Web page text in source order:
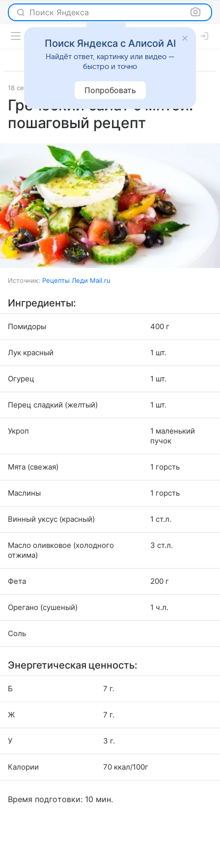
Поиск Яндекса
18 сентября 2025 Рецепты
Греческий салат с мятой:
пошаговый рецепт
Источник: Рецепты Леди Mail.ru
Ингредиенты:
Помидоры 400 г
Лук красный 1 шт.
Огурец 1 шт.
Перец сладкий (желтый) 1 шт.
Укроп
1 маленький
пучок
Мята (свежая) 1 горсть
Маслины 1 горсть
Винный уксус (красный) 1 ст.л.
Масло оливковое (холодного
отжима)
3 ст.л.
Фета 200 г
Орегано (сушеный) 1 ч.л.
Соль
Энергетическая ценность:
Б 7 г.
Ж 7 г.
У 3 г.
Калории 70 ккал/100г
Время подготовки: 10 мин.
Поиск Яндекса с Алисой AI
Найдёт ответ, картинку или видео —
быстро и точно
Попробовать